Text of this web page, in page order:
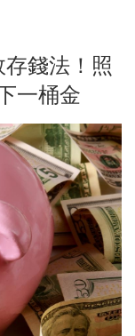
錢法！照
一桶金